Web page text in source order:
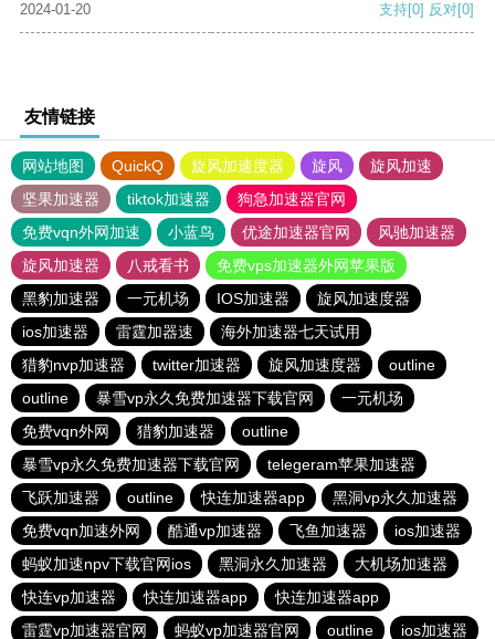
2024-01-20 支持[0] 反对[0]
友情链接
网站地图 QuickQ 旋风加速度器 旋风
旋风加速
坚果加速器
tiktok加速器
狗急加速器官网
免费vqn外网加速
小蓝鸟 优途加速器官网
风驰加速器
旋风加速器
八戒看书
免费vps加速器外网苹果版
黑豹加速器
一元机场 IOS加速器
旋风加速度器
ios加速器
雷霆加器速
海外加速器七天试用
猎豹nvp加速器
twitter加速器 旋风加速度器
outline
outline
暴雪vp永久免费加速器下载官网
一元机场
免费vqn外网
猎豹加速器
outline
暴雪vp永久免费加速器下载官网
telegeram苹果加速器
飞跃加速器
outline 快连加速器app
黑洞vp永久加速器
免费vqn加速外网
酷通vp加速器 飞鱼加速器
ios加速器
蚂蚁加速npv下载官网ios
黑洞永久加速器
大机场加速器
快连vp加速器
快连加速器app
快连加速器app
雷霆vp加速器官网
蚂蚁vp加速器官网 outline ios加速器